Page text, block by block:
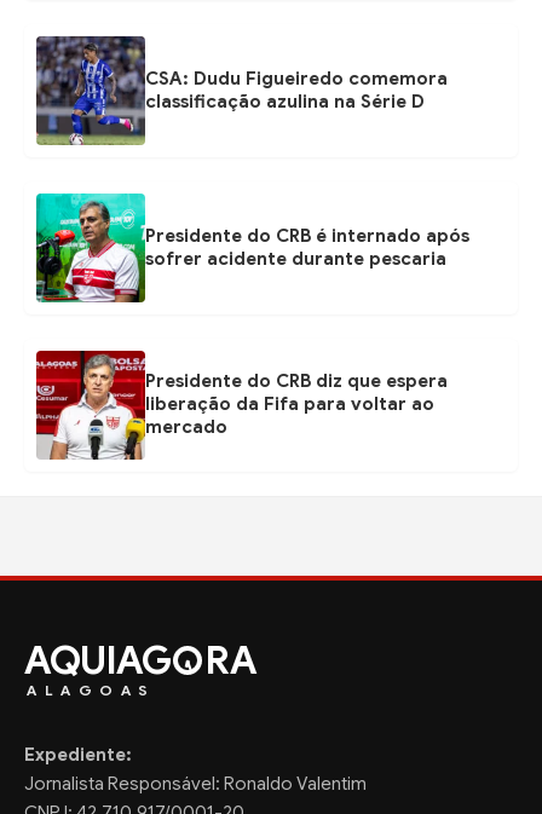
CSA: Dudu Figueiredo comemora
classificação azulina na Série D
Presidente do CRB é internado após
sofrer acidente durante pescaria
Presidente do CRB diz que espera
liberação da Fifa para voltar ao
mercado
AQUIAG RA
ALAGOAS
Expediente:
Jornalista Responsável: Ronaldo Valentim